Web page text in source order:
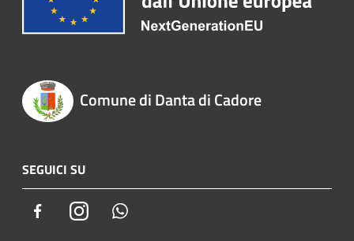
Comune di Danta di Cadore
SEGUICI SU
FacebookInstagram